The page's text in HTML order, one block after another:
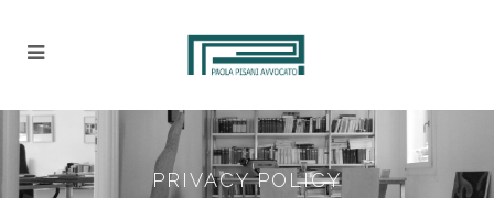
PRIVACY POLICY